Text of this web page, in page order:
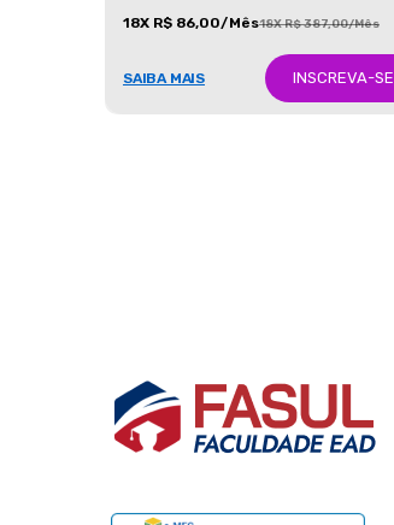
18X R$ 86,00/Mês18X R$ 387,00/Mês
SAIBA MAIS INSCREVA-SE